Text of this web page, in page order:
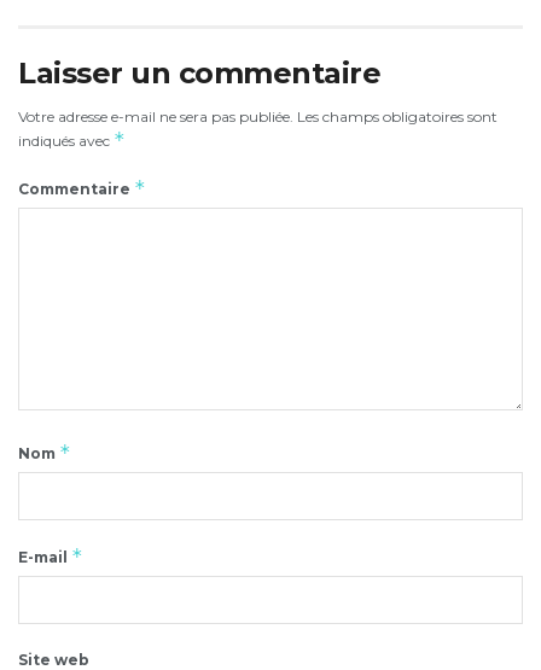
Laisser un commentaire
Votre adresse e-mail ne sera pas publiée. Les champs obligatoires sont
indiqués avec *
Commentaire *
Nom *
E-mail *
Site web